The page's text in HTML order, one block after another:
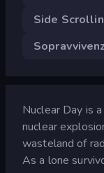
Side
Nuclear Day is
nuclear
wasteland of
As a lone